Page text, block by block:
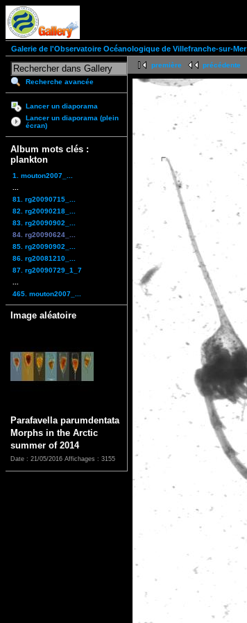
Galerie de l'Observatoire Océanologique de Villefranche-sur-Mer
Recherche avancée
Lancer un diaporama
Lancer un diaporama (plein
écran)
Album mots clés :
plankton
1. mouton2007_...
81. rg20090715_...
82. rg20090218_...
83. rg20090902_...
84. rg20090624_...
85. rg20090902_...
86. rg20081210_...
87. rg20090729_1_7
465. mouton2007_...
Image aléatoire
Parafavella parumdentata
Morphs in the Arctic
summer of 2014
Date : 21/05/2016 Affichages : 3155
première précédente